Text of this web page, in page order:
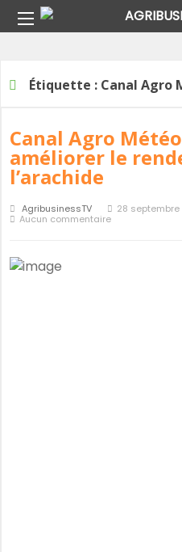
Étiquette :
Étiquette : Canal Agro
Canal Agro
améliorer le
l’arachide
AgribusinessTV 28 septembre
Aucun commentaire